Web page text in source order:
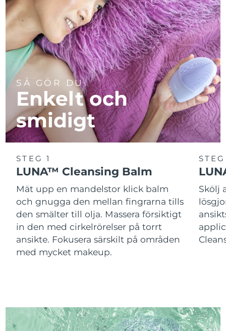
SÅ GÖR DU
Enkelt och
smidigt
STEG 1
LUNA™ Cleansing Balm
Mät upp en mandelstor klick balm
och gnugga den mellan fingrarna tills
den smälter till olja. Massera försiktigt
in den med cirkelrörelser på torrt
ansikte. Fokusera särskilt på områden
med mycket makeup.
Skölj